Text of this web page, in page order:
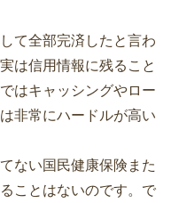
て全部完済したと言わ
は信用情報に残ること
はキャッシングやロー
非常にハードルが高い
ない国民健康保険また
ことはないのです。で